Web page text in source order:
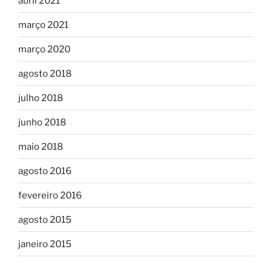
março 2021
março 2020
agosto 2018
julho 2018
junho 2018
maio 2018
agosto 2016
fevereiro 2016
agosto 2015
janeiro 2015